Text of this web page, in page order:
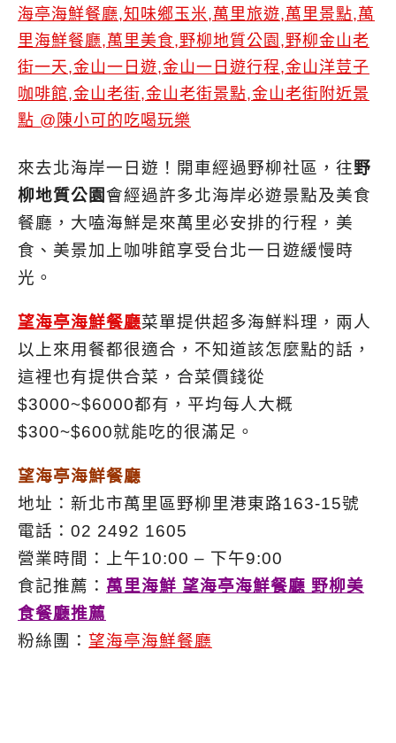
來去北海岸一日遊！開車經過野柳社區，往野
柳地質公園 會經過許多北海岸必遊景點及美食
餐廳，大嗑海鮮是來萬里必安排的行程，美
食、美景加上咖啡館享受台北一日遊緩慢時
光。
望海亭海鮮餐廳菜單提供超多海鮮料理，兩人
以上來用餐都很適合，不知道該怎麼點的話，
這裡也有提供合菜，合菜價錢從
$3000~$6000都有，平均每人大概
$300~$600就能吃的很滿足。
望海亭海鮮餐廳
地址：新北市萬里區野柳里港東路163-15號
電話：02 2492 1605
營業時間：上午10:00 – 下午9:00
食記推薦： 萬里海鮮 望海亭海鮮餐廳 野柳美
食餐廳推薦
粉絲團： 望海亭海鮮餐廳